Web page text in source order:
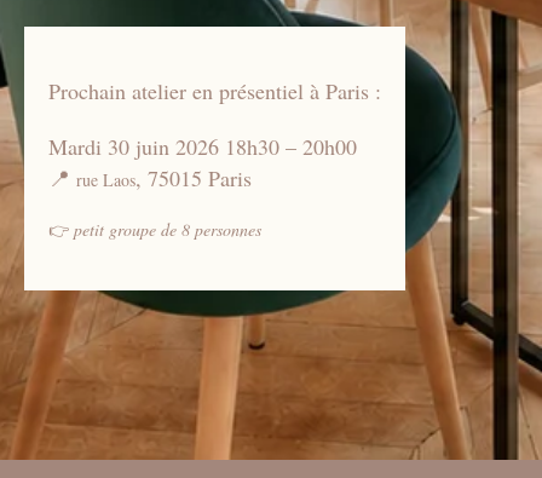
Prochain atelier en présentiel à Paris :
Mardi 30 juin 2026 18h30 – 20h00
📍 rue Laos, 75015 Paris
👉 petit groupe de 8 personnes